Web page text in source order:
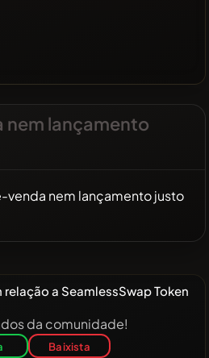
nem lançamento
venda nem lançamento justo
a SeamlessSwap Token
da comunidade!
Baixista